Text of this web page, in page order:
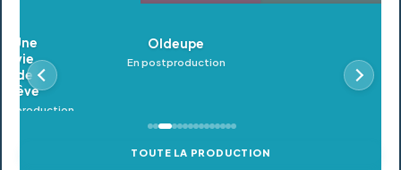
Oldeupe
En postproduction
TOUTE LA PRODUCTION